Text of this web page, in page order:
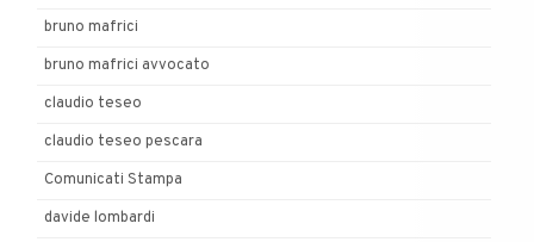
bruno mafrici
bruno mafrici avvocato
claudio teseo
claudio teseo pescara
Comunicati Stampa
davide lombardi